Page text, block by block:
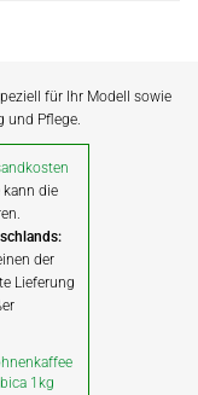
für Ihr Modell sowie
und Pflege.
kann die
der
Lieferung
1kg